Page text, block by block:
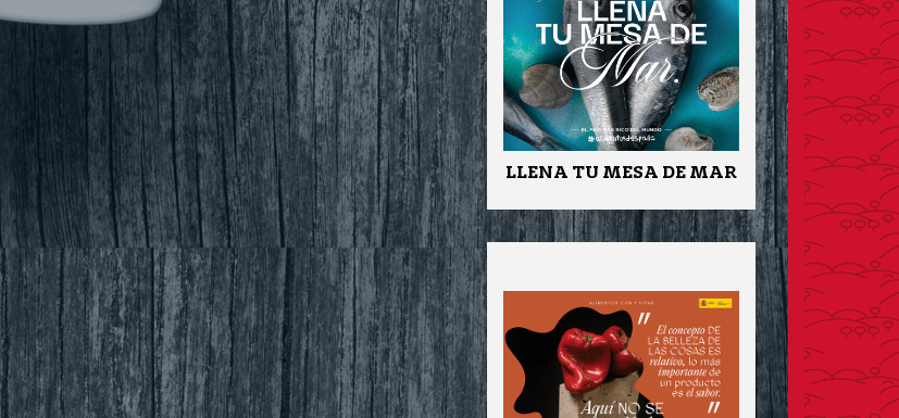
LLENA TU MESA DE MAR